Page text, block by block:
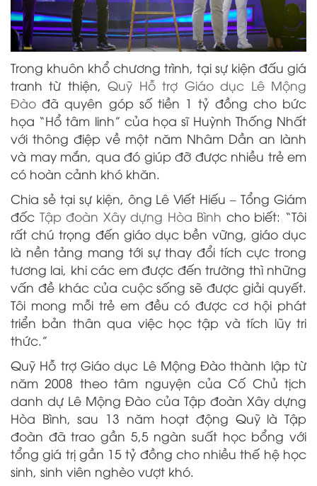
Trong khuôn khổ chương trình, tại sự kiện đấu giá
tranh từ thiện,Quỹ Hỗ trợ Giáo dục Lê Mộng
Đào đã quyên góp số tiền 1 tỷ đồng cho bức
họa “Hổ tâm linh” của họa sĩ Huỳnh Thống Nhất
với thông điệp về một năm Nhâm Dần an lành
và may mắn, qua đó giúp đỡ được nhiều trẻ em
có hoàn cảnh khó khăn.
Chia sẻ tại sự kiện, ông Lê Viết Hiếu – Tổng Giám
đốc Tập đoàn Xây dựng Hòa Bình cho biết: “Tôi
rất chú trọng đến giáo dục bền vững, giáo dục
là nền tảng mang tới sự thay đổi tích cực trong
tương lai, khi các em được đến trường thì những
vấn đề khác của cuộc sống sẽ được giải quyết.
Tôi mong mỗi trẻ em đều có được cơ hội phát
triển bản thân qua việc học tập và tích lũy tri
thức.”
Quỹ Hỗ trợ Giáo dục Lê Mộng Đào thành lập từ
năm 2008 theo tâm nguyện của Cố Chủ tịch
danh dự Lê Mộng Đào của Tập đoàn Xây dựng
Hòa Bình, sau 13 năm hoạt động Quỹ là Tập
đoàn đã trao gần 5,5 ngàn suất học bổng với
tổng giá trị gần 15 tỷ đồng cho nhiều thế hệ học
sinh, sinh viên nghèo vượt khó.